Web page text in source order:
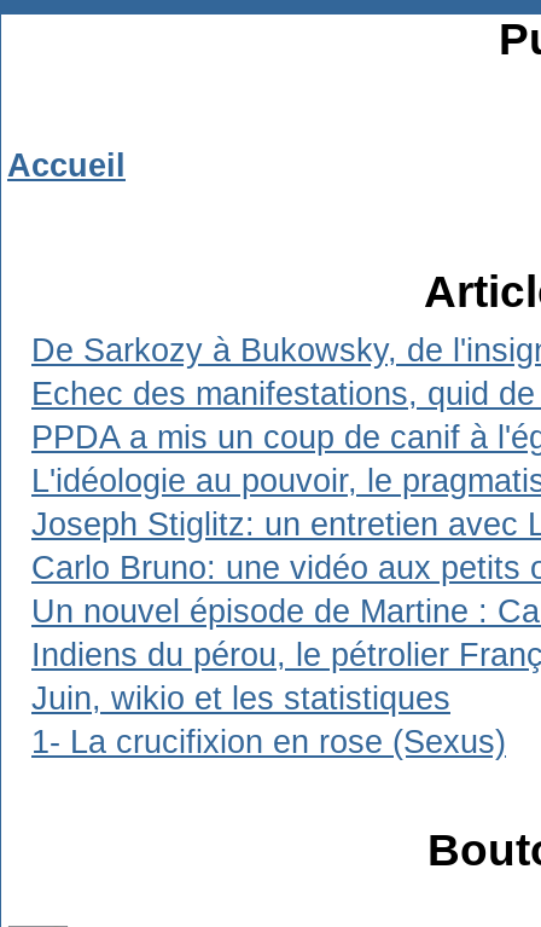
Accueil
De Sarkozy à Bukowsky, de
Echec des manifestations, quid
PPDA a mis un coup de canif à
L'idéologie au pouvoir, le
Joseph Stiglitz: un entretien avec
Carlo Bruno: une vidéo aux petits
Un nouvel épisode de Martine :
Indiens du pérou, le pétrolier
Juin, wikio et les statistiques
1- La crucifixion en rose (Sexus)